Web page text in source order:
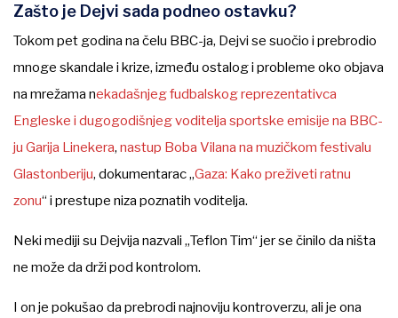
Zašto je Dejvi sada podneo ostavku?
Tokom pet godina na čelu BBC-ja, Dejvi se suočio i prebrodio
mnoge skandale i krize, između ostalog i probleme oko objava
na mrežama nekadašnjeg fudbalskog reprezentativca
Engleske i dugogodišnjeg voditelja sportske emisije na BBC-
ju Garija Linekera, nastup Boba Vilana na muzičkom festivalu
Glastonberiju, dokumentarac „Gaza: Kako preživeti ratnu
zonu“ i prestupe niza poznatih voditelja.
Neki mediji su Dejvija nazvali „Teflon Tim“ jer se činilo da ništa
ne može da drži pod kontrolom.
I on je pokušao da prebrodi najnoviju kontroverzu, ali je ona